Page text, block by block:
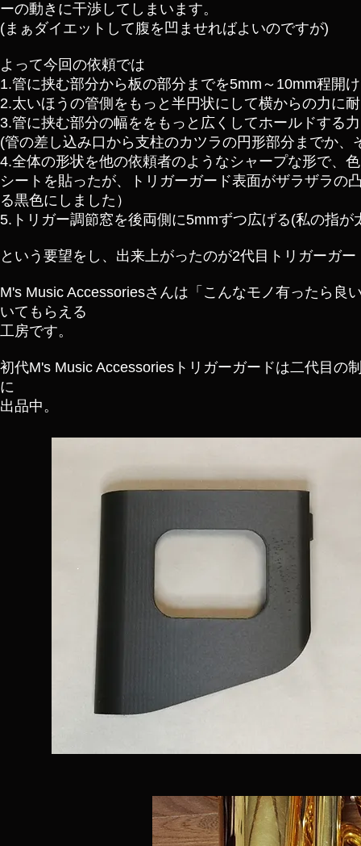
ーの動きに干渉してしまいます。
(まぁダイエットして腹を凹ませればよいのですが)
よって今回の依頼では
1.管に挟む部分から板の部分までを5mm～10mm程開
2.太いほうの管側をもっと半円状にして横からの力に
3.管に挟む部分の幅ををもっと広くしてホールドする
(管の差し込み口から支柱のカツラの円形部分までか
4.全体の形状を他の依頼者のようなシャープな形で、
シートを貼ったが、トリガーガード表面がザラザラの
る黒色にしました）
5.トリガー調節窓を後両側に5mmずつ広げる(私の指
​という要望をし、出来上がったのが2代目 トリガーガ
M's Music Accessoriesさんは「こんなモノ有ったら良
いてもらえる
工房です。
初代M's Music Accessoriesトリガーガードは二代目の
に
出品中。